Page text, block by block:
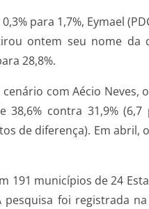
para 1,7%, Eymael
ontem seu nome da
28,8%.
com Aécio Neves,
contra 31,9% (6,7
de diferença). Em abril,
191 municípios de 24
foi registrada na